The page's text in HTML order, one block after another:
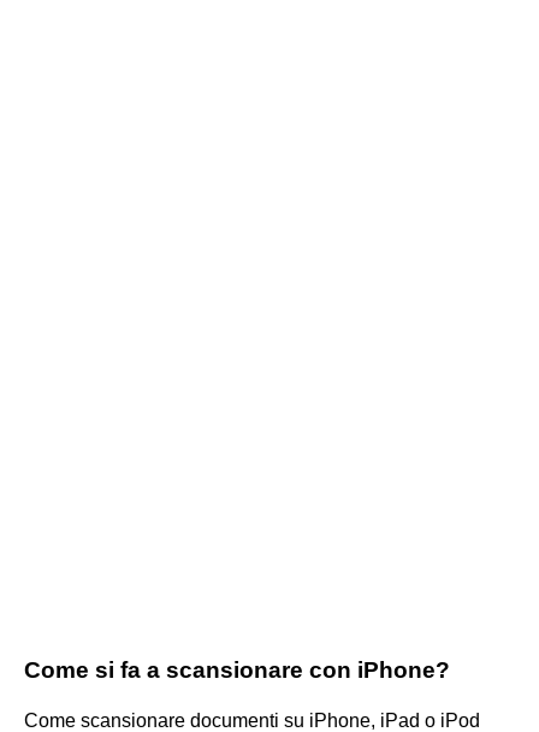
Come si fa a scansionare con iPhone?
Come scansionare documenti su iPhone, iPad o iPod